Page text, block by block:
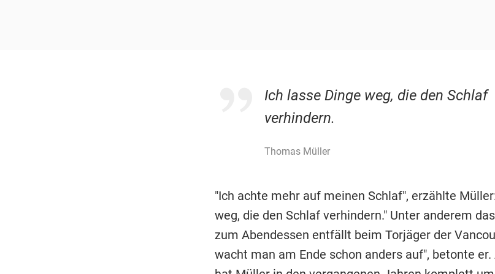
Ich lasse Dinge weg, die den Schlaf
verhindern.
Thomas Müller
"Ich achte mehr auf meinen Schlaf", erzählte
weg, die den Schlaf verhindern." Unter anderem
zum Abendessen entfällt beim Torjäger der
wacht man am Ende schon anders auf", betonte er.